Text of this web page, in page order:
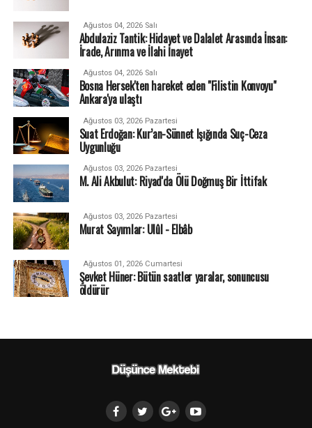
Ağustos 04, 2026 Salı
Abdulaziz Tantik: Hidayet ve Dalalet Arasında İnsan:
İrade, Arınma ve İlahi İnayet
Ağustos 04, 2026 Salı
Bosna Hersek'ten hareket eden "Filistin Konvoyu"
Ankara'ya ulaştı
Ağustos 03, 2026 Pazartesi
Suat Erdoğan: Kur’an-Sünnet Işığında Suç-Ceza
Uygunluğu
Ağustos 03, 2026 Pazartesi
M. Ali Akbulut: Riyad'da Ölü Doğmuş Bir İttifak
Ağustos 03, 2026 Pazartesi
Murat Sayımlar: Ulûl - Elbâb
Ağustos 01, 2026 Cumartesi
Şevket Hüner: Bütün saatler yaralar, sonuncusu
öldürür